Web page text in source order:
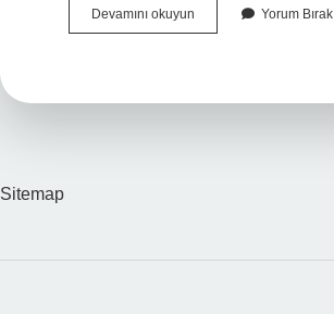
Devamını okuyun Dünyada
Nesli
Yorum Bırak
Sitemap